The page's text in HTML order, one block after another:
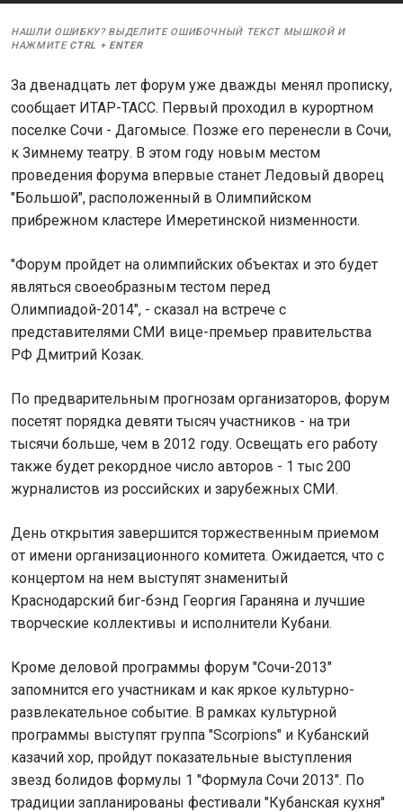
НАШЛИ ОШИБКУ? ВЫДЕЛИТЕ ОШИБОЧНЫЙ ТЕКСТ МЫШКОЙ И
НАЖМИТЕ CTRL + ENTER
За двенадцать лет форум уже дважды менял прописку,
сообщает ИТАР-ТАСС. Первый проходил в курортном
поселке Сочи - Дагомысе. Позже его перенесли в Сочи,
к Зимнему театру. В этом году новым местом
проведения форума впервые станет Ледовый дворец
"Большой", расположенный в Олимпийском
прибрежном кластере Имеретинской низменности.
"Форум пройдет на олимпийских объектах и это будет
являться своеобразным тестом перед
Олимпиадой-2014", - сказал на встрече с
представителями СМИ вице-премьер правительства
РФ Дмитрий Козак.
По предварительным прогнозам организаторов, форум
посетят порядка девяти тысяч участников - на три
тысячи больше, чем в 2012 году. Освещать его работу
также будет рекордное число авторов - 1 тыс 200
журналистов из российских и зарубежных СМИ.
День открытия завершится торжественным приемом
от имени организационного комитета. Ожидается, что с
концертом на нем выступят знаменитый
Краснодарский биг-бэнд Георгия Гараняна и лучшие
творческие коллективы и исполнители Кубани.
Кроме деловой программы форум "Сочи-2013"
запомнится его участникам и как яркое культурно-
развлекательное событие. В рамках культурной
программы выступят группа "Scorpions" и Кубанский
казачий хор, пройдут показательные выступления
звезд болидов формулы 1 "Формула Сочи 2013". По
традиции запланированы фестивали "Кубанская кухня"